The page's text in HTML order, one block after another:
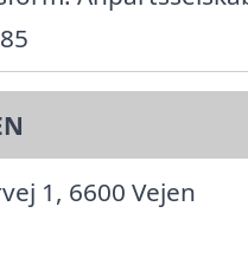
1, 6600 Vejen